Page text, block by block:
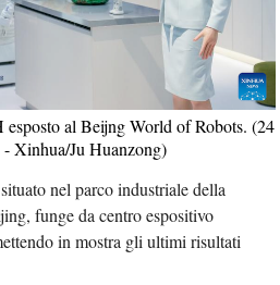
al Beijng World of Robots. (24
Xinhua/Ju Huanzong)
nel parco industriale della
funge da centro espositivo
in mostra gli ultimi risultati